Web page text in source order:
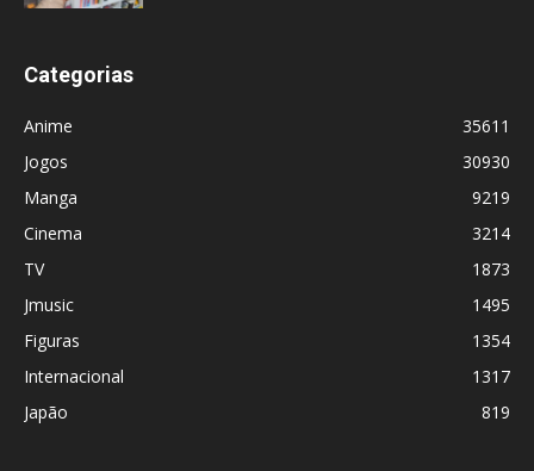
Categorias
Anime
35611
Jogos
30930
Manga
9219
Cinema
3214
TV
1873
Jmusic
1495
Figuras
1354
Internacional
1317
Japão
819